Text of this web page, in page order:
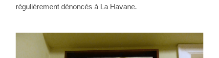
régulièrement dénoncés à La Havane.